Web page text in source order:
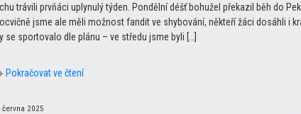
trávili prvňáci uplynulý týden. Pondělní déšť bohužel překazil běh do
jsme ale měli možnost fandit ve shybování, někteří žáci dosáhli i
se sportovalo dle plánu – ve středu jsme byli […]
Pokračovat ve čtení
června 2025